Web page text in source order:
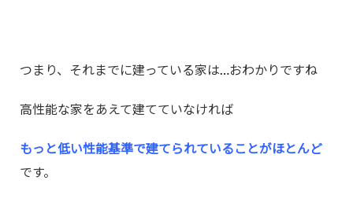
つまり、それまでに建っている家は…おわかりですね
高性能な家をあえて建てていなければ
もっと低い性能基準で建てられていることがほとんど
です。